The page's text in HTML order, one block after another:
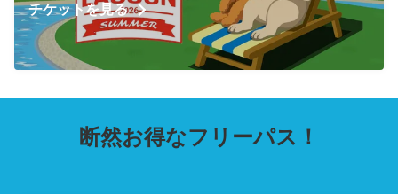
チケットを見る
断然お得なフリーパス！